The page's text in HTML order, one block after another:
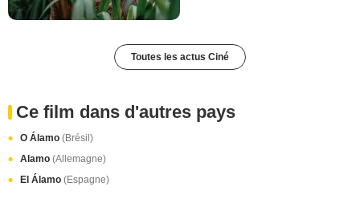
Toutes les actus Ciné
Ce film dans d'autres pays
O Álamo (Brésil)
Alamo (Allemagne)
El Álamo (Espagne)